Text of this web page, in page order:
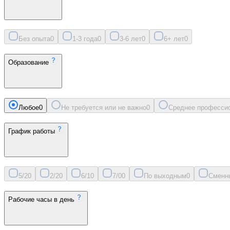
Без опыта0 1-3 года0 3-6 лет0 6+ лет0
Образование
Любое0 Не требуется или не важно0 Среднее
График работы
5/20 2/20 6/10 7/00 По выходным0
Рабочие часы в день